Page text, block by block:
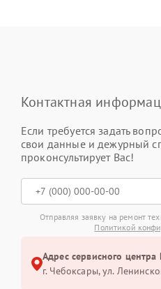
Контактная
Если требуется задать
свои данные и дежурный
проконсультирует Вас!
Отправляя заявку на ремонт
Политикой
Адрес сервисного
г. Чебоксары, ул.